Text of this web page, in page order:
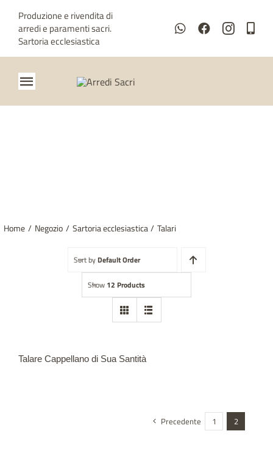
contenuto
Produzione e rivendita di
arredi e paramenti sacri.
Sartoria ecclesiastica
Toggle
Navigation
Sartoria ecclesiastica
Arredo chiese
Home Negozio Sartoria ecclesiastica Talari
Sort by Default Order
Show 12 Products
Talare Cappellano di Sua Santità
Precedente 1 2